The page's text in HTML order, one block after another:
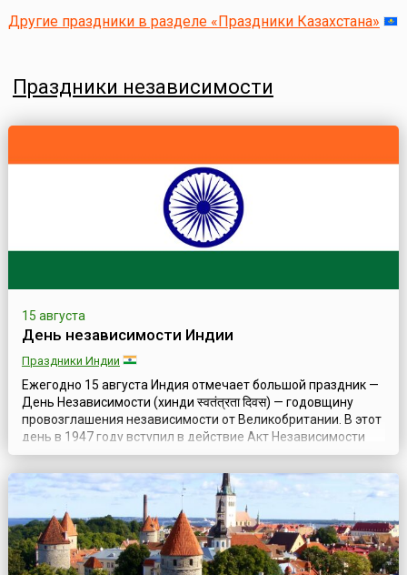
Другие праздники в разделе «Праздники Казахстана»
Праздники независимости
15 августа
День независимости Индии
Праздники Индии
Ежегодно 15 августа Индия отмечает большой праздник —
День Независимости (хинди स्वतंत्रता दिवस) — годовщину
провозглашения независимости от Великобритании. В этот
день в 1947 году вступил в действие Акт Независимости
Индии (англ. Indian Independence Act), и над стенами
Красного форта в Дели первым премьер-министром
страны Джавахарлалом Неру при огромном стечении
народа был поднят трехцветный ...